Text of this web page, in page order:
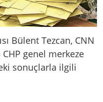
Bülent Tezcan, CNN
genel merkeze
sonuçlarla ilgili